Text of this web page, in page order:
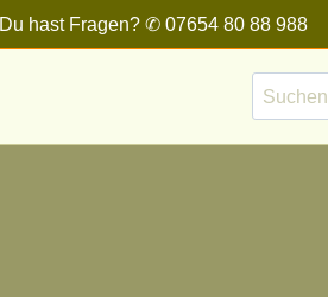
Du hast Fragen? ✆ 07654 80 88 988
Suchen
nach: